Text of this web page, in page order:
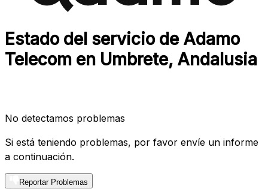
Estado del servicio de Adamo
Telecom en Umbrete, Andalusia
No detectamos problemas
Si está teniendo problemas, por favor envíe un informe
a continuación.
Reportar Problemas